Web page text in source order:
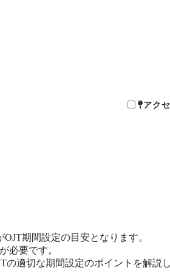
アク
期間設定の目安となります。
必要です。
適切な期間設定のポイントを解説し